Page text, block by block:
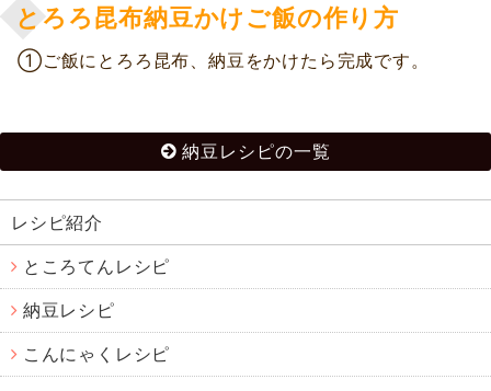
とろろ昆布納豆かけご飯の作り方
①ご飯にとろろ昆布、納豆をかけたら完成です。
納豆レシピの一覧
レシピ紹介
ところてんレシピ
納豆レシピ
こんにゃくレシピ